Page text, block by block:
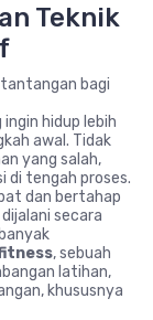
Teknik
bagi
ingin hidup lebih
awal. Tidak
yang salah,
di tengah proses.
dan bertahap
secara
, sebuah
latihan,
khususnya